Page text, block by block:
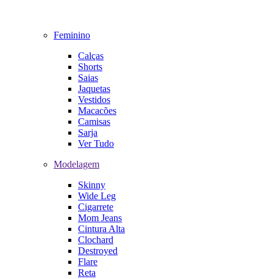
Feminino
Calças
Shorts
Saias
Jaquetas
Vestidos
Macacões
Camisas
Sarja
Ver Tudo
Modelagem
Skinny
Wide Leg
Cigarrete
Mom Jeans
Cintura Alta
Clochard
Destroyed
Flare
Reta